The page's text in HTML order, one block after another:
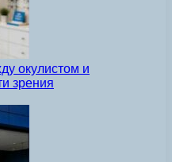
окулистом и
зрения